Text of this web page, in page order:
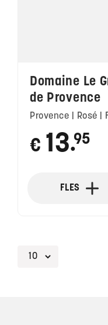
Domaine Le
de Provence
Provence | Rosé
€ 13●
95
FLES